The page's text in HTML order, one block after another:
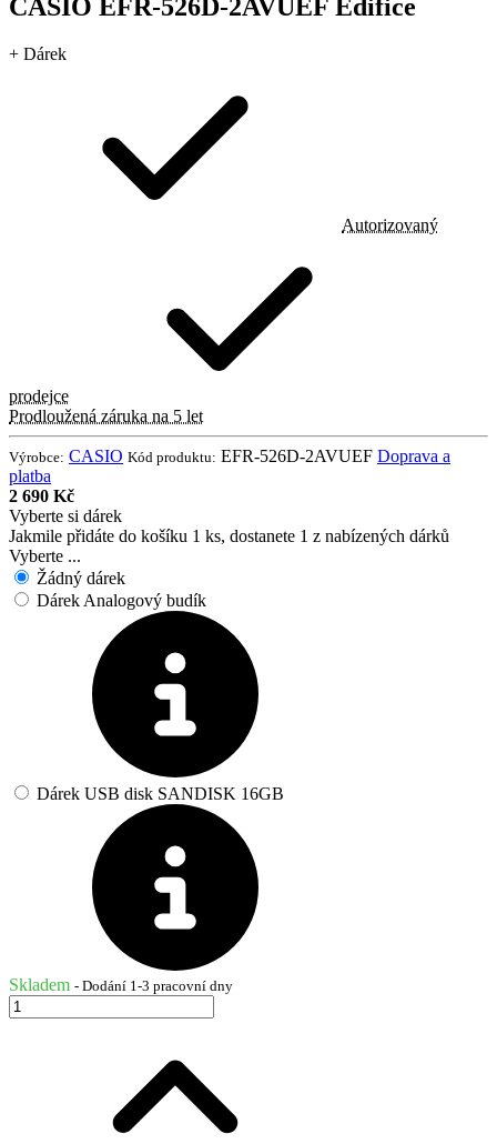
CASIO EFR-526D-2AVUEF Edifice
+ Dárek
Autorizovaný
prodejce
Prodloužená záruka na 5 let
Výrobce: CASIO Kód produktu: EFR-526D-2AVUEF Doprava a
platba
2 690 Kč
Vyberte si dárek
Jakmile přidáte do košíku 1 ks, dostanete 1 z nabízených dárků
Vyberte ...
Žádný dárek
Dárek Analogový budík
Dárek USB disk SANDISK 16GB
Skladem - Dodání 1-3 pracovní dny